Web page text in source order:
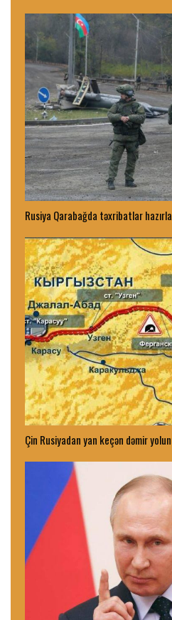
Rusiya Qarabağda təxribatlar
Çin Rusiyadan yan keçən dəmir